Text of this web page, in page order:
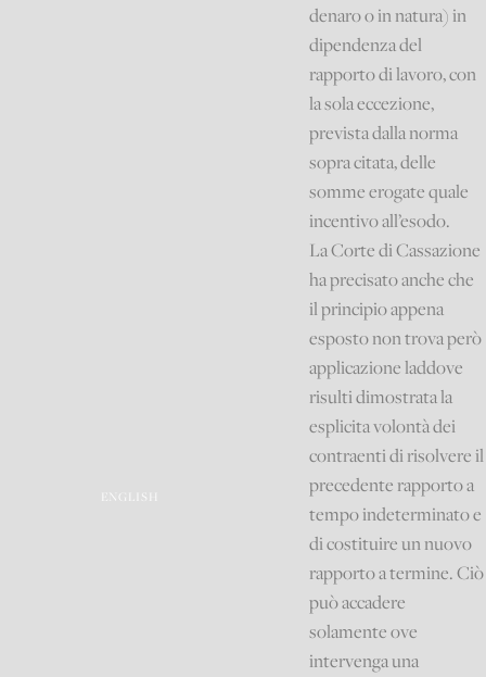
ENGLISH
denaro o in natura) in
dipendenza del
rapporto di lavoro, con
la sola eccezione,
prevista dalla norma
sopra citata, delle
somme erogate quale
incentivo all’esodo.
La Corte di Cassazione
ha precisato anche che
il principio appena
esposto non trova però
applicazione laddove
risulti dimostrata la
esplicita volontà dei
contraenti di risolvere il
precedente rapporto a
tempo indeterminato e
di costituire un nuovo
rapporto a termine. Ciò
può accadere
solamente ove
intervenga una